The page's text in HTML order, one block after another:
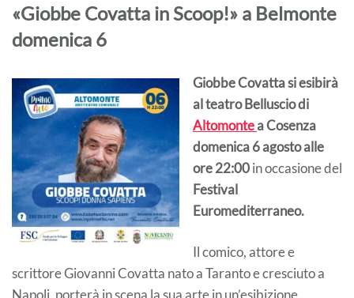
«Giobbe Covatta in Scoop!» a Belmonte
domenica 6
Giobbe Covatta si esibirà
al teatro Belluscio di
Altomontea Cosenza
domenica 6 agosto alle
ore 22:00in occasione del
Festival
Euromediterraneo.
Il comico, attore e
scrittore Giovanni Covatta nato a Taranto e cresciuto a
Napoli, porterà in scena la sua arte in un’esibizione